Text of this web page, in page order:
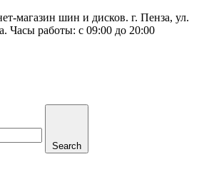
магазин шин и дисков. г. Пенза, ул.
Часы работы: с 09:00 до 20:00
Search